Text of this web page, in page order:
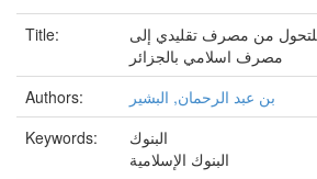
Title:
للتحول من مصرف تقليدي إلى
مصرف اسلامي بالجزائر
Authors:
بن عبد الرحمان, البشير
Keywords:
البنوك
البنوك الإسلامية